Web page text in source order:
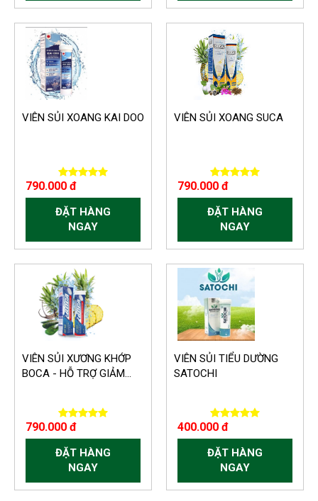
VIÊN SỦI XOANG KAI DOO
790.000 đ
ĐẶT HÀNG
NGAY
VIÊN SỦI XOANG SUCA
790.000 đ
ĐẶT HÀNG
NGAY
VIÊN SỦI XƯƠNG KHỚP
BOCA - HỖ TRỢ GIẢM...
790.000 đ
ĐẶT HÀNG
NGAY
VIÊN SỦI TIỂU DƯỜNG
SATOCHI
400.000 đ
ĐẶT HÀNG
NGAY